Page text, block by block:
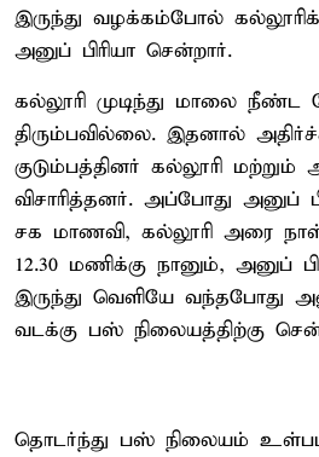
இருந்து வழக்கம்போல்
அனுப் பிரியா சென்றார்.
கல்லூரி முடிந்து மாலை நீண்ட
திரும்பவில்லை. இதனால்
குடும்பத்தினர் கல்லூரி
விசாரித்தனர். அப்போது அனுப்
சக மாணவி, கல்லூரி அரை
12.30 மணிக்கு நானும், அனுப்
இருந்து வெளியே வந்தபோது
வடக்கு பஸ் நிலையத்திற்கு
தொடர்ந்து பஸ் நிலையம் உள்பட